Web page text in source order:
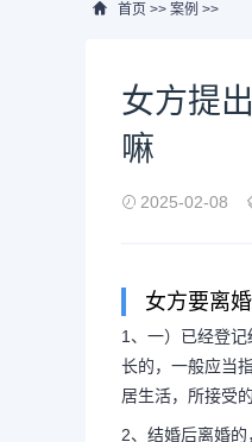
首页 >> 案例 >>
女方提
嘛
2025-02-08
女方要离
1、一）已经登
长的，一般应当
居生活，所接受
2、结婚后离婚
女方提出